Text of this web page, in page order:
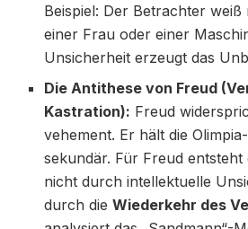
Beispiel: Der Betrachter
einer Frau oder einer
Unsicherheit erzeugt das
Die Antithese von Freud
Kastration): Freud
vehement. Er hält die
sekundär. Für Freud entsteht
nicht durch intellektuelle
durch dieWiederkehr des